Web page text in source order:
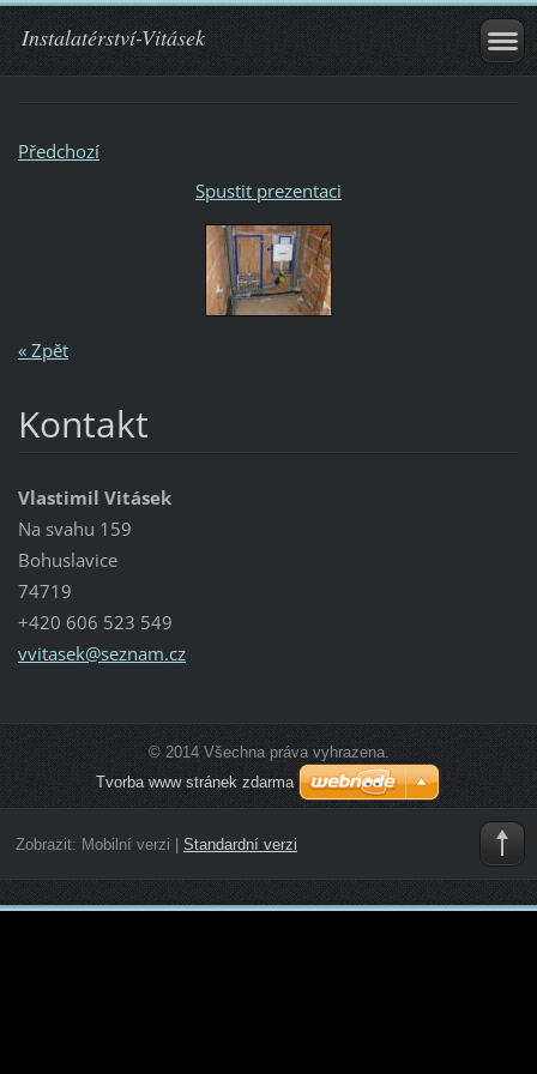
Instalatérství-Vitásek
Předchozí
Spustit prezentaci
« Zpět
Kontakt
Vlastimil Vitásek
Na svahu 159
Bohuslavice
74719
+420 606 523 549
vvitasek@seznam.cz
© 2014 Všechna práva vyhrazena.
Tvorba www stránek zdarma
Zobrazit: Mobilní verzi Standardní verzi